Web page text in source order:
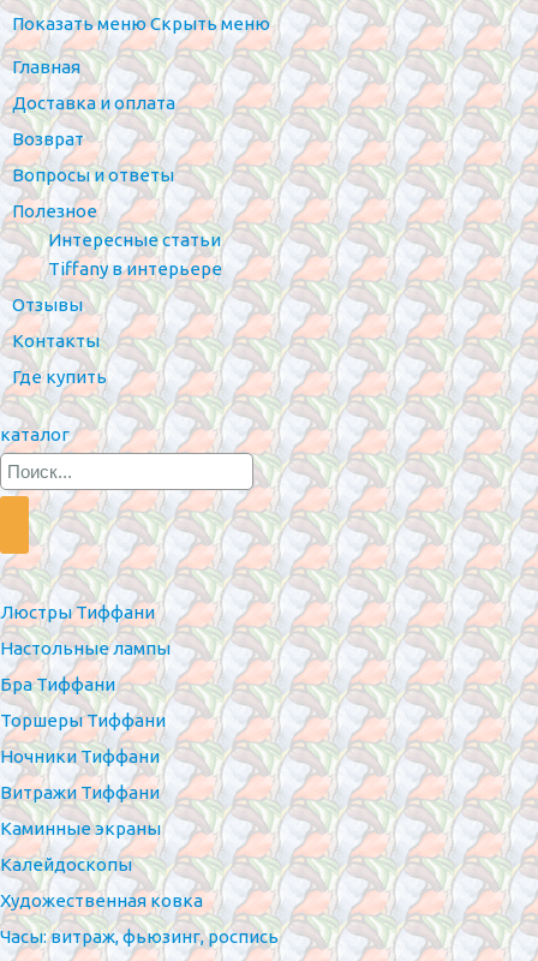
Показать менюСкрыть меню
Главная
Доставка и оплата
Возврат
Вопросы и ответы
Полезное
Интересные статьи
Tiffany в интерьере
Отзывы
Контакты
Где купить
каталог
Люстры Тиффани
Настольные лампы
Бра Тиффани
Торшеры Тиффани
Ночники Тиффани
Витражи Тиффани
Каминные экраны
Калейдоскопы
Художественная ковка
Часы: витраж, фьюзинг, роспись